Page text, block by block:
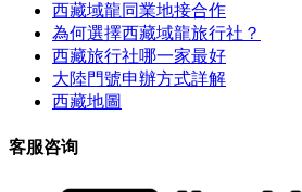
西藏域龍同業地接合作
為何選擇西藏域龍旅行社？
西藏旅行社哪一家最好
大陸門號申辦方式詳解
西藏地圖
客服咨询